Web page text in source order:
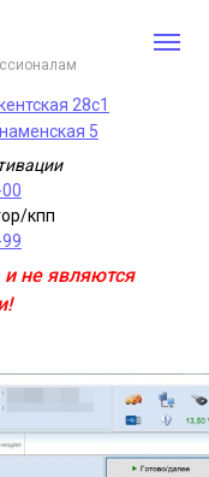
28с1
5
кпп
не являются